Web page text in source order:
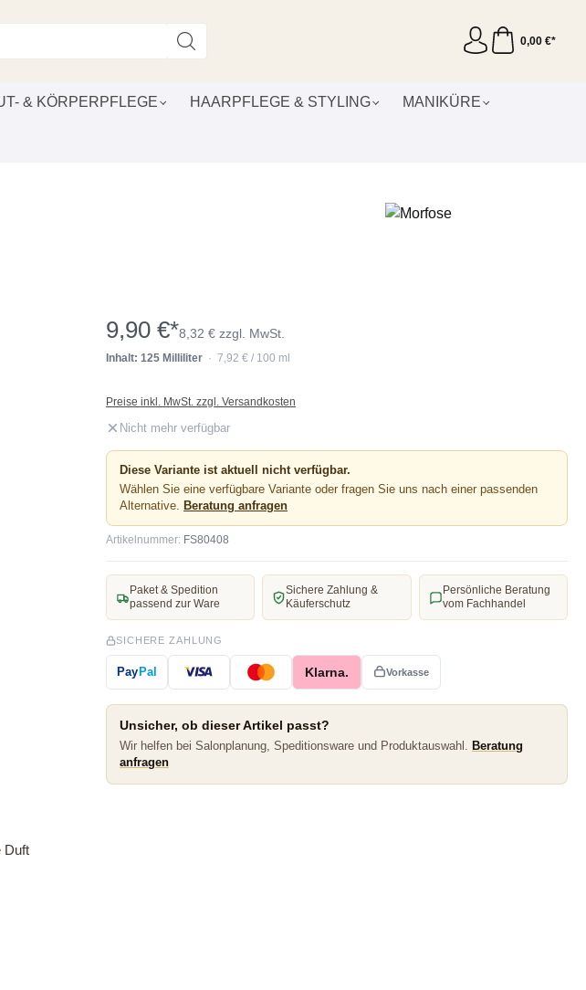
0,00 €*
& KÖRPERPFLEGE HAARPFLEGE & STYLING MANIKÜRE
Duft
9,90 €*8,32 € zzgl. MwSt.
Inhalt: 125 Milliliter · 7,92 € / 100 ml
Preise inkl. MwSt. zzgl. Versandkosten
Nicht mehr verfügbar
Diese Variante ist aktuell nicht verfügbar.
Wählen Sie eine verfügbare Variante oder fragen Sie uns nach einer passenden
Alternative. Beratung anfragen
Artikelnummer: FS80408
Paket & Spedition
passend zur Ware
Sichere Zahlung &
Käuferschutz
Persönliche Beratung
vom Fachhandel
SICHERE ZAHLUNG
PayPal Klarna. Vorkasse
Unsicher, ob dieser Artikel passt?
Wir helfen bei Salonplanung, Speditionsware und Produktauswahl. Beratung
anfragen